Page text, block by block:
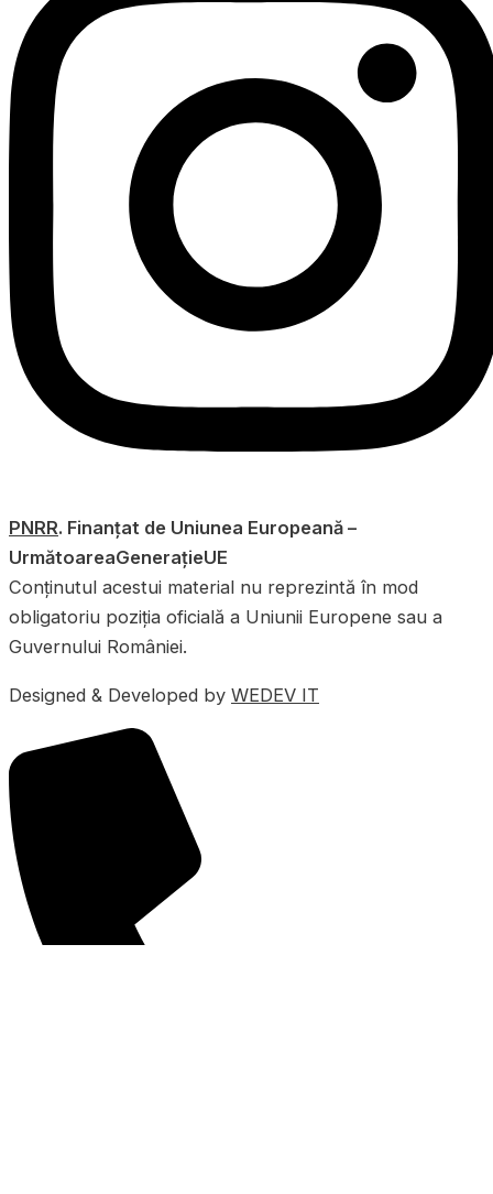
PNRR. Finanțat de Uniunea Europeană –
UrmătoareaGenerațieUE
Conținutul acestui material nu reprezintă în mod
obligatoriu poziția oficială a Uniunii Europene sau a
Guvernului României.
Designed & Developed by WEDEV IT